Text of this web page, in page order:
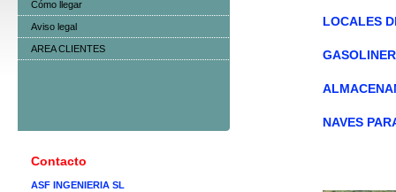
LOCALES
NAVES
Cómo llegar
Aviso legal
AREA CLIENTES
Contacto
ASF INGENIERIA SL